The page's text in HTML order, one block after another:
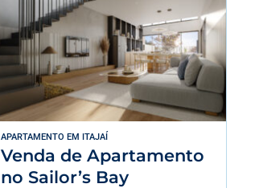
APARTAMENTO EM ITAJAÍ
Venda de Apartamento
no Sailor’s Bay